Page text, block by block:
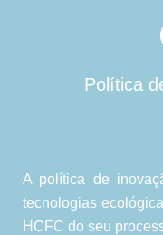
Política
A política de
tecnologias
HCFC do seu